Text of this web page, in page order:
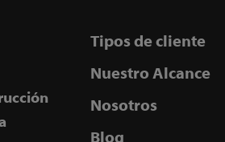
Tipos de cliente
Nuestro Alcance
Nosotros
Blog